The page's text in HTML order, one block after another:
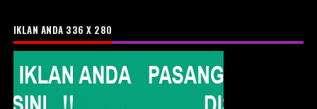
IKLAN ANDA 336 X 280